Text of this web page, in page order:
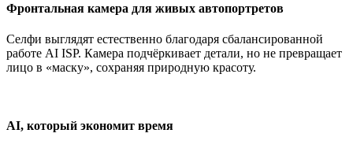
Фронтальная камера для живых автопортретов
Селфи выглядят естественно благодаря сбалансированной
работе AI ISP. Камера подчёркивает детали, но не превращает
лицо в «маску», сохраняя природную красоту.
AI, который экономит время